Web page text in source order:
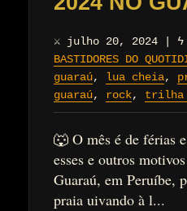
⚔ julho 20, 2024 ϟ
BASTIDORES DO
guaraú, lua cheia,
guaraú, rock, trilha
🐺 O mês é de férias
esses e outros
Guaraú, em Peruíbe,
praia uivando à l...